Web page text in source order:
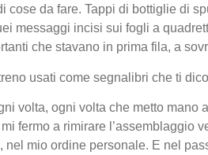
cose da fare. Tappi di bottiglie di
messaggi incisi sui fogli a
che stavano in prima fila, a
usati come segnalibri che ti
volta, ogni volta che metto
fermo a rimirare
nel mio ordine personale. E nel